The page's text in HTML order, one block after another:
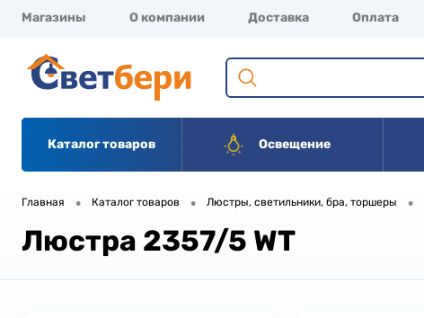
Магазины О компании Доставка Оплата
Каталог товаров Освещение
Главная • Каталог товаров • Люстры, светильники, бра, торшеры •
Люстра 2357/5 WT